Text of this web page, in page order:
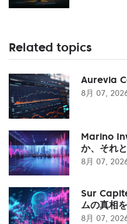
Related topics
Aurevia
8月 07,
Marino
か、それ
8月 07,
Sur
ムの真相
8月 07,